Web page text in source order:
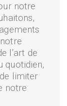
notre
l’art de
quotidien,
limiter
notre